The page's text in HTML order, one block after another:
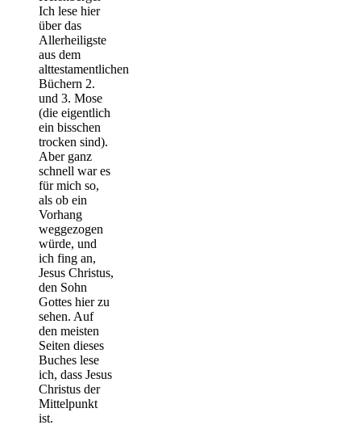
Ich lese hier
über das
Allerheiligste
aus dem
alttestamentlichen
Büchern 2.
und 3. Mose
(die eigentlich
ein bisschen
trocken sind).
Aber ganz
schnell war es
für mich so,
als ob ein
Vorhang
weggezogen
würde, und
ich fing an,
Jesus Christus,
den Sohn
Gottes hier zu
sehen. Auf
den meisten
Seiten dieses
Buches lese
ich, dass Jesus
Christus der
Mittelpunkt
ist.